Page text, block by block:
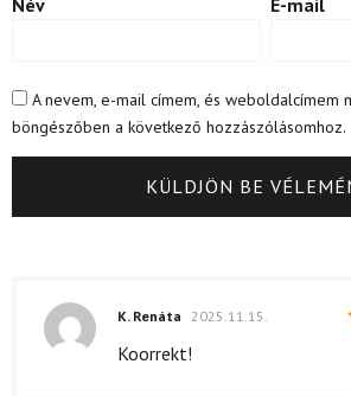
Név E-mail
A nevem, e-mail címem, és weboldalcímem
böngészőben a következő hozzászólásomhoz.
K. Renáta 2025.11.15.
Koorrekt!